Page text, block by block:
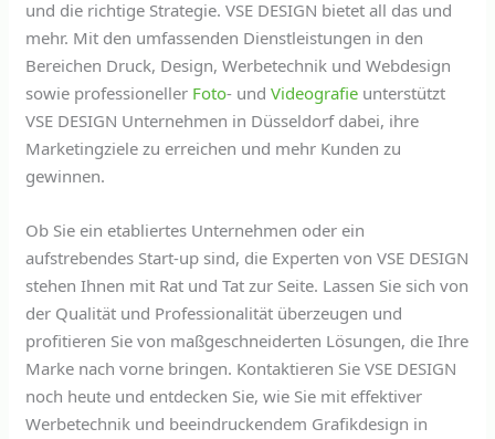
und die richtige Strategie. VSE DESIGN bietet all das und
mehr. Mit den umfassenden Dienstleistungen in den
Bereichen Druck, Design, Werbetechnik und Webdesign
sowie professioneller Foto- undVideografie unterstützt
VSE DESIGN Unternehmen in Düsseldorf dabei, ihre
Marketingziele zu erreichen und mehr Kunden zu
gewinnen.
Ob Sie ein etabliertes Unternehmen oder ein
aufstrebendes Start-up sind, die Experten von VSE DESIGN
stehen Ihnen mit Rat und Tat zur Seite. Lassen Sie sich von
der Qualität und Professionalität überzeugen und
profitieren Sie von maßgeschneiderten Lösungen, die Ihre
Marke nach vorne bringen. Kontaktieren Sie VSE DESIGN
noch heute und entdecken Sie, wie Sie mit effektiver
Werbetechnik und beeindruckendem Grafikdesign in